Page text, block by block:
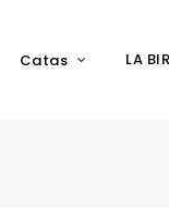
Catas LA